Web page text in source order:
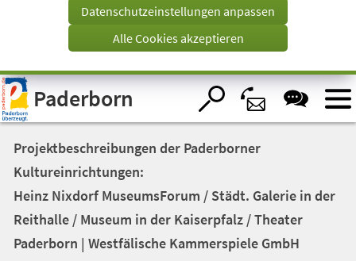
Visuelle
Assistenzsoftware
öffnen.
Tab)
Datenschutzeinstellungen anpassen
Alle Cookies akzeptieren
Paderborn
Projektbeschreibungen der Paderborner
Kultureinrichtungen:
Heinz Nixdorf MuseumsForum / Städt. Galerie in der
Reithalle / Museum in der Kaiserpfalz / Theater
Paderborn | Westfälische Kammerspiele GmbH